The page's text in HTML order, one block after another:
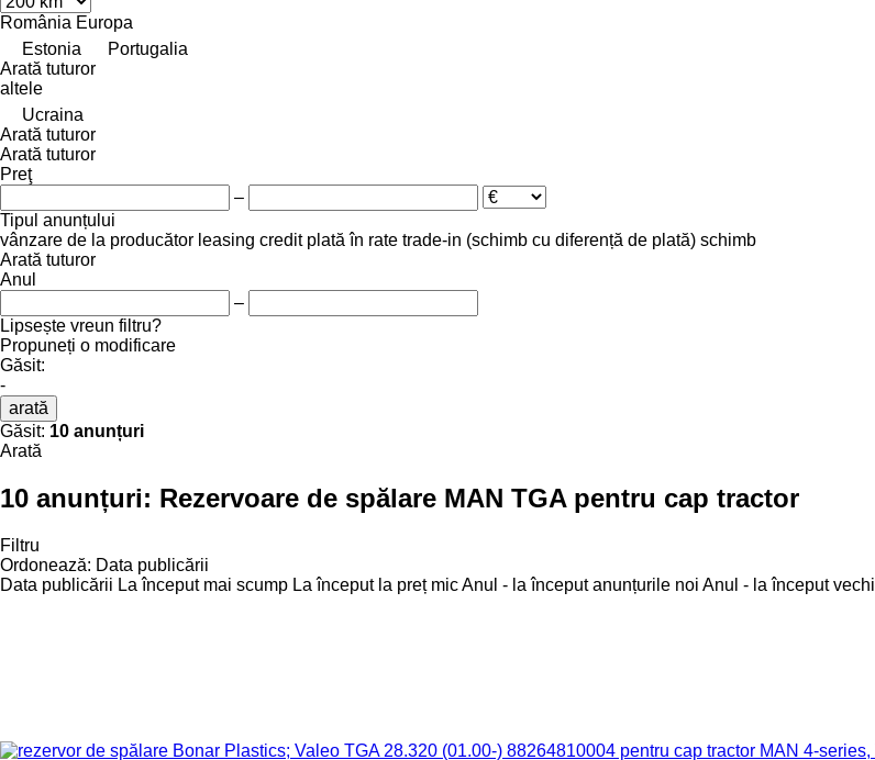
România Europa
Estonia
Portugalia
Arată tuturor
altele
Ucraina
Arată tuturor
Arată tuturor
Preţ
–
Tipul anunțului
vânzare de la producător leasing credit plată în rate trade-in (schimb cu diferență de plată) schimb
Arată tuturor
Anul
–
Lipsește vreun filtru?
Propuneți o modificare
Găsit:
-
arată
Găsit: 10 anunțuri
Arată
10 anunțuri: Rezervoare de spălare MAN TGA pentru cap tractor
Filtru
Ordonează: Data publicării
Data publicării La început mai scump La început la preț micAnul - la început anunțurile noi Anul - la început vechi